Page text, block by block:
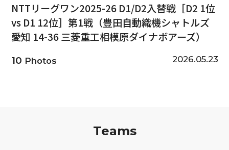
NTTリーグワン2025-26 D1/D2入替戦［D2 1位
vs D1 12位］第1戦（豊田自動織機シャトルズ
愛知 14-36 三菱重工相模原ダイナボアーズ）
10 Photos 2026.05.23
Teams